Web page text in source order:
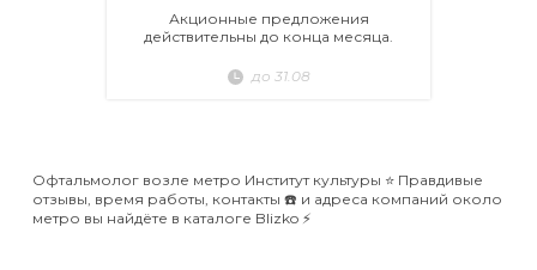
Акционные предложения
действительны до конца месяца.
до 31.08
Офтальмолог возле метро Институт культуры ⭐️ Правдивые
отзывы, время работы, контакты ☎️ и адреса компаний около
метро вы найдёте в каталоге Blizko ⚡️